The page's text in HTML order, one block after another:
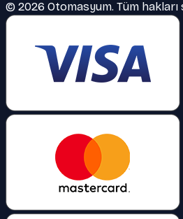
© 2026 Otomasyum. Tüm hakları